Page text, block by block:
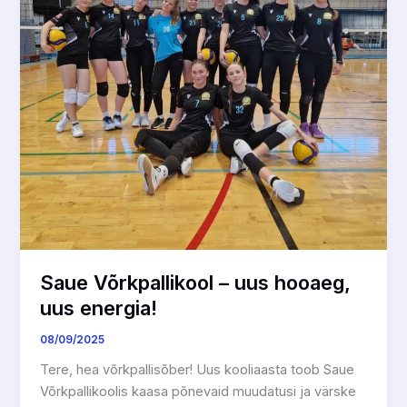
Saue Võrkpallikool – uus hooaeg,
uus energia!
08/09/2025
Tere, hea võrkpallisõber! Uus kooliaasta toob Saue
Võrkpallikoolis kaasa põnevaid muudatusi ja värske
energia!